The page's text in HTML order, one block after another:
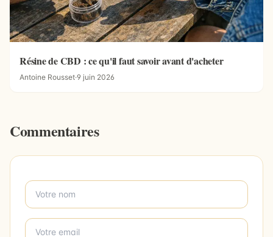
Résine de CBD : ce qu'il faut savoir avant d'acheter
Antoine Rousset·9 juin 2026
Commentaires